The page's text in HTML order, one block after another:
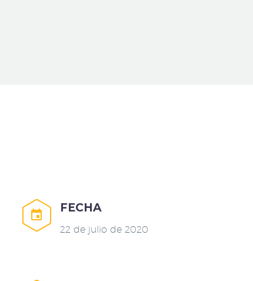


FECHA
22 de julio de 2020